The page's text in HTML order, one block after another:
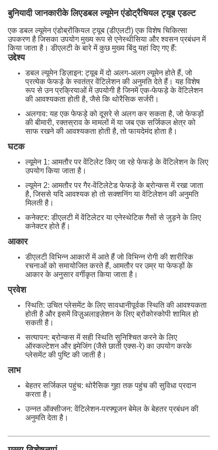
बुनियादी जानकारीके लिएडबल ल्यूमेन एंडोट्रैचियल ट्यूब एडल्ट
एक डबल ल्यूमेन एंडोब्रोंकियल ट्यूब (डीएलटी) एक विशेष चिकित्सा
उपकरण है जिसका उपयोग मुख्य रूप से एनेस्थीसिया और श्वसन प्रबंधन में
किया जाता है। डीएलटी के बारे में कुछ मुख्य बिंदु यहां दिए गए हैं:
उद्देश्य
डबल ल्यूमेन डिज़ाइन: ट्यूब में दो अलग-अलग ल्यूमेन होते हैं, जो
प्रत्येक फेफड़े के स्वतंत्र वेंटिलेशन की अनुमति देते हैं। यह विशेष
रूप से उन प्रक्रियाओं में उपयोगी है जिनमें एक-फेफड़े के वेंटिलेशन
की आवश्यकता होती है, जैसे कि थोरैसिक सर्जरी।
अलगाव: यह एक फेफड़े को दूसरे से अलग कर सकता है, जो फेफड़ों
की बीमारी, रक्तस्राव के मामलों में या जब एक सर्जिकल क्षेत्र को
साफ रखने की आवश्यकता होती है, तो फायदेमंद होता है।
घटक
ल्यूमेन 1: आमतौर पर वेंटिलेट किए जा रहे फेफड़े के वेंटिलेशन के लिए
उपयोग किया जाता है।
ल्यूमेन 2: आमतौर पर गैर-वेंटिलेटेड फेफड़े के ब्रोन्कस में रखा जाता
है, जिससे यदि आवश्यक हो तो सक्शनिंग या वेंटिलेशन की अनुमति
मिलती है।
कनेक्टर: डीएलटी में वेंटिलेटर या एनेस्थेटिक गैसों से जुड़ने के लिए
कनेक्टर होते हैं।
आकार
डीएलटी विभिन्न आकारों में आते हैं जो विभिन्न रोगी की शारीरिक
रचनाओं को समायोजित करते हैं, आमतौर पर उम्र या फेफड़ों के
आकार के अनुसार वर्गीकृत किया जाता है।
प्रवेश
स्थिति: उचित प्लेसमेंट के लिए सावधानीपूर्वक स्थिति की आवश्यकता
होती है और इसमें विज़ुअलाइज़ेशन के लिए ब्रोंकोस्कोपी शामिल हो
सकती है।
सत्यापन: ब्रोन्कस में सही स्थिति सुनिश्चित करने के लिए
ऑस्कल्टेशन और इमेजिंग (जैसे छाती एक्स-रे) का उपयोग करके
प्लेसमेंट की पुष्टि की जाती है।
लाभ
बेहतर सर्जिकल पहुंच: थोरैसिक गुहा तक पहुंच की सुविधा प्रदान
करता है।
उन्नत ऑक्सीजन: वेंटिलेशन-परफ्यूजन बेमेल के बेहतर प्रबंधन की
अनुमति देता है।